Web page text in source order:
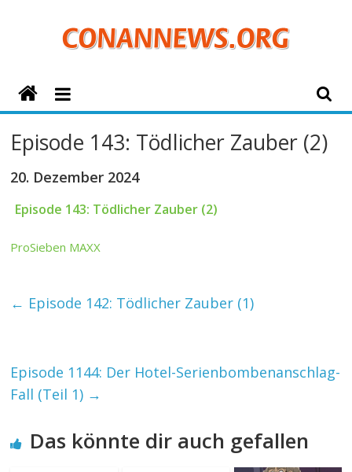
ConanNews.org
Conan
Episode 143: Tödlicher Zauber (2)
20. Dezember 2024
Episode 143: Tödlicher Zauber (2)
ProSieben MAXX
← Episode 142: Tödlicher Zauber (1)
Episode 1144: Der Hotel-Serienbombenanschlag-
Fall (Teil 1) →
Das könnte dir auch gefallen